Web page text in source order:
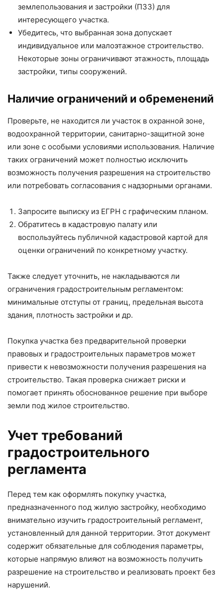
землепользования и застройки (ПЗЗ) для
интересующего участка.
Убедитесь, что выбранная зона допускает
индивидуальное или малоэтажное строительство.
Некоторые зоны ограничивают этажность, площадь
застройки, типы сооружений.
Наличие ограничений и обременений
Проверьте, не находится ли участок в охранной зоне,
водоохранной территории, санитарно-защитной зоне
или зоне с особыми условиями использования. Наличие
таких ограничений может полностью исключить
возможность получения разрешения на строительство
или потребовать согласования с надзорными органами.
Запросите выписку из ЕГРН с графическим планом.
Обратитесь в кадастровую палату или
воспользуйтесь публичной кадастровой картой для
оценки ограничений по конкретному участку.
Также следует уточнить, не накладываются ли
ограничения градостроительным регламентом:
минимальные отступы от границ, предельная высота
здания, плотность застройки и др.
Покупка участка без предварительной проверки
правовых и градостроительных параметров может
привести к невозможности получения разрешения на
строительство. Такая проверка снижает риски и
помогает принять обоснованное решение при выборе
земли под жилое строительство.
Учет требований
градостроительного
регламента
Перед тем как оформлять покупку участка,
предназначенного под жилую застройку, необходимо
внимательно изучить градостроительный регламент,
установленный для данной территории. Этот документ
содержит обязательные для соблюдения параметры,
которые напрямую влияют на возможность получить
разрешение на строительство и реализовать проект без
нарушений.